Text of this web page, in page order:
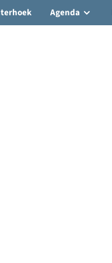
Agenda